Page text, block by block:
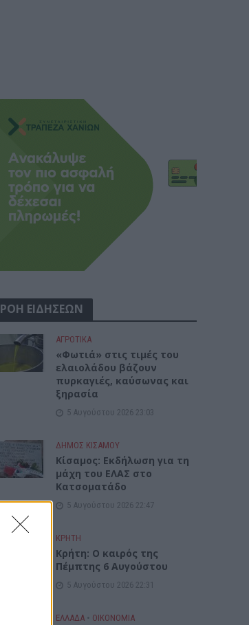
ΡΟΗ ΕΙΔΗΣΕΩΝ
ΑΓΡΟΤΙΚΑ
«Φωτιά» στις τιμές του
ελαιολάδου βάζουν
πυρκαγιές, καύσωνας και
ξηρασία
5 Αυγούστου 2026 23:03
ΔΉΜΟΣ ΚΙΣΆΜΟΥ
Κίσαμος: Εκδήλωση για τη
μάχη του ΕΛΑΣ στο
Κατσοματάδο
5 Αυγούστου 2026 22:47
ΚΡΗΤΗ
Κρήτη: Ο καιρός της
Πέμπτης 6 Αυγούστου
5 Αυγούστου 2026 22:31
ΕΛΛΑΔΑ • ΟΙΚΟΝΟΜΙΑ